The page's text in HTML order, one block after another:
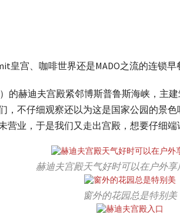
皇宫、咖啡世界还是MADO之流的连锁
的赫迪夫宫殿紧邻博斯普鲁斯海峡，主
，不仔细观察还以为这是国家公园的景
业，于是我们又走出宫殿，想要仔细端
赫迪夫宫殿天气好时可以在户外
窗外的花园总是特别美